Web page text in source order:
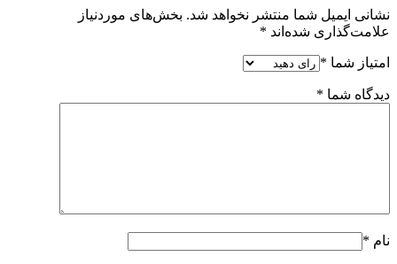
نشانی ایمیل شما منتشر نخواهد شد. بخش‌های موردنیاز
علامت‌گذاری شده‌اند *
امتیاز شما *
دیدگاه شما *
نام *